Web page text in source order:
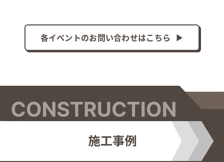
各イベントのお問い合わせはこちら